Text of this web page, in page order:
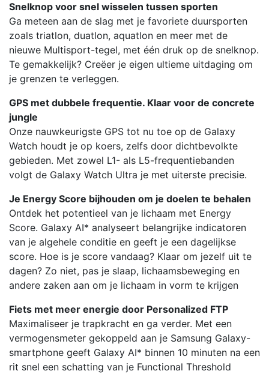
Snelknop voor snel wisselen tussen sporten
Ga meteen aan de slag met je favoriete duursporten
zoals triatlon, duatlon, aquatlon en meer met de
nieuwe Multisport-tegel, met één druk op de snelknop.
Te gemakkelijk? Creëer je eigen ultieme uitdaging om
je grenzen te verleggen.
GPS met dubbele frequentie. Klaar voor de concrete
jungle
Onze nauwkeurigste GPS tot nu toe op de Galaxy
Watch houdt je op koers, zelfs door dichtbevolkte
gebieden. Met zowel L1- als L5-frequentiebanden
volgt de Galaxy Watch Ultra je met uiterste precisie.
Je Energy Score bijhouden om je doelen te behalen
Ontdek het potentieel van je lichaam met Energy
Score. Galaxy AI* analyseert belangrijke indicatoren
van je algehele conditie en geeft je een dagelijkse
score. Hoe is je score vandaag? Klaar om jezelf uit te
dagen? Zo niet, pas je slaap, lichaamsbeweging en
andere zaken aan om je lichaam in vorm te krijgen
Fiets met meer energie door Personalized FTP
Maximaliseer je trapkracht en ga verder. Met een
vermogensmeter gekoppeld aan je Samsung Galaxy-
smartphone geeft Galaxy AI* binnen 10 minuten na een
rit snel een schatting van je Functional Threshold